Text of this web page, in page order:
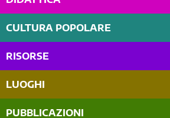
CULTURA POPOLARE
RISORSE
LUOGHI
PUBBLICAZIONI